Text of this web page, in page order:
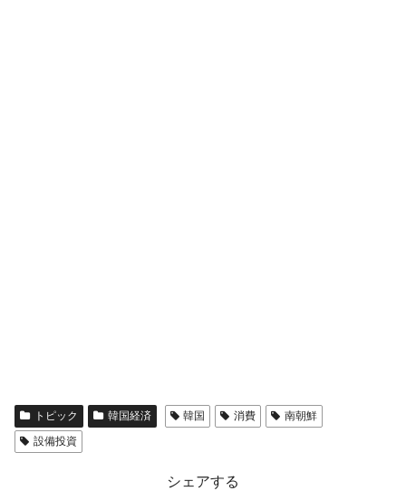
Fact1
全て勝つといくら？ 競馬GI競走で勝利騎手がもら
える賞金とは？
平成仮面ライダーの意外すぎるモチーフとは？
トピック 韓国経済 韓国 消費
南朝鮮
設備投資
シェアする